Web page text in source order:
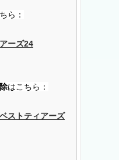
ら：
ーズ24
はこちら：
ストティアーズ